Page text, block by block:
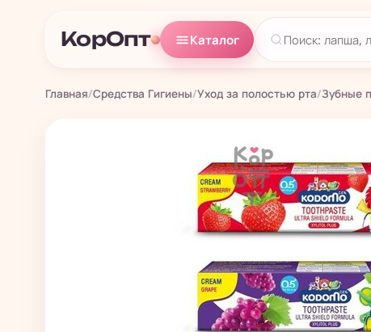
КорОпт Каталог
Главная/Средства Гигиены/Уход за полостью рта/Зубные